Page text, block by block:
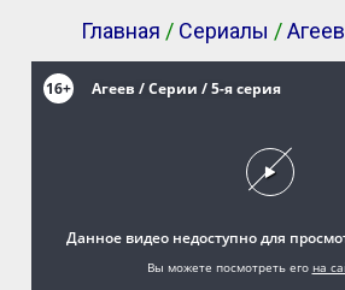
Главная / Сериалы /Агеев